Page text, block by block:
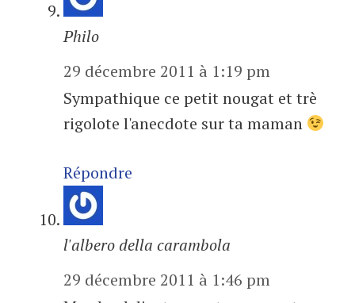
Philo
29 décembre 2011 à 1:19 pm
Sympathique ce petit nougat et trè
rigolote l'anecdote sur ta maman
Répondre
l'albero della carambola
29 décembre 2011 à 1:46 pm